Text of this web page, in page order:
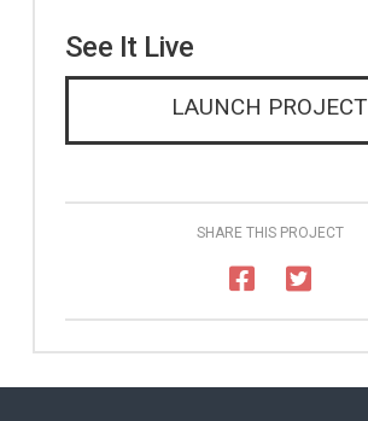
See It Live
LAUNCH PROJECT
SHARE THIS PROJECT